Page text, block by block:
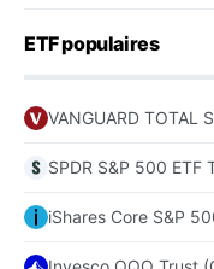
ETF populaires
VANGUARD TOTAL
SPDR S&P 500 ETF
iShares Core S&P